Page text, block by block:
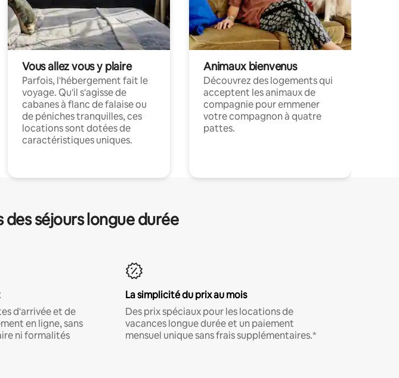
Vous allez vous y plaire
Parfois, l'hébergement fait le
voyage. Qu'il s'agisse de
cabanes à flanc de falaise ou
de péniches tranquilles, ces
locations sont dotées de
caractéristiques uniques.
Animaux bienvenus
Découvrez des logements qui
acceptent les animaux de
compagnie pour emmener
votre compagnon à quatre
pattes.
séjours longue durée
d'arrivée et de
en ligne, sans
ni formalités
La simplicité du prix au mois
Des prix spéciaux pour les locations de
vacances longue durée et un paiement
mensuel unique sans frais supplémentaires.*